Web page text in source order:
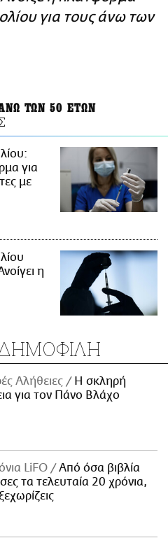
για τους άνω των
ΤΩΝ 50 ΕΤΩΝ
για
με
η
Αλήθειες
H σκληρή
για τον Πάνο Βλάχο
LiFO
Από όσα βιβλία
τα τελευταία 20 χρόνια,